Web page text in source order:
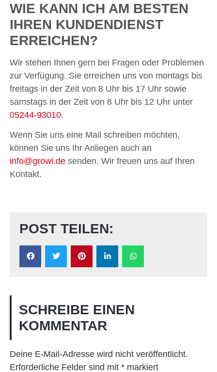
WIE KANN ICH AM BESTEN
IHREN KUNDENDIENST
ERREICHEN?
Wir stehen Ihnen gern bei Fragen oder Problemen
zur Verfügung. Sie erreichen uns von montags bis
freitags in der Zeit von 8 Uhr bis 17 Uhr sowie
samstags in der Zeit von 8 Uhr bis 12 Uhr unter
05244-93010.
Wenn Sie uns eine Mail schreiben möchten,
können Sie uns Ihr Anliegen auch an
info@growi.de senden. Wir freuen uns auf Ihren
Kontakt.
POST TEILEN:
SCHREIBE EINEN
KOMMENTAR
Deine E-Mail-Adresse wird nicht veröffentlicht.
Erforderliche Felder sind mit * markiert